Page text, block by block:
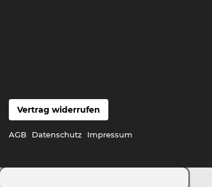
Vertrag widerrufen
AGB Datenschutz Impressum